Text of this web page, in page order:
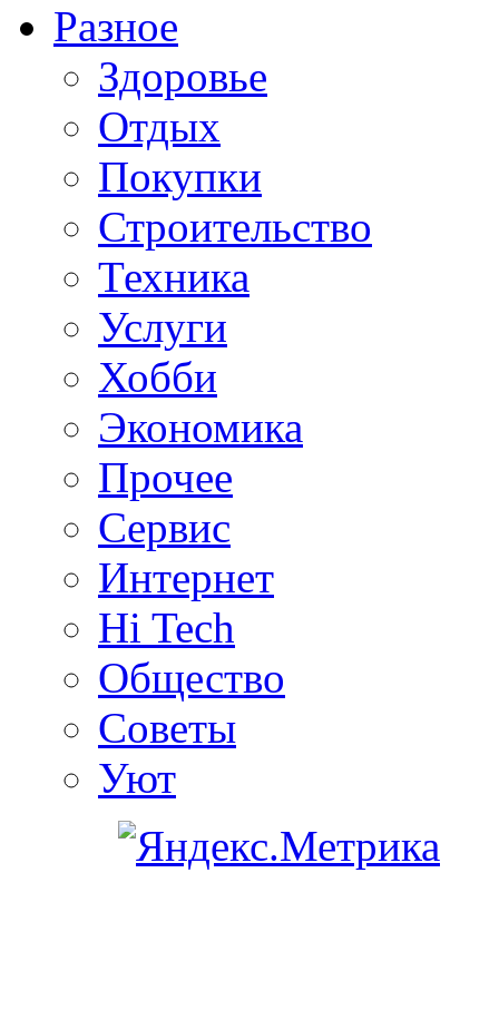
Разное
Здоровье
Отдых
Покупки
Строительство
Техника
Услуги
Хобби
Экономика
Прочее
Сервис
Интернет
Hi Tech
Общество
Советы
Уют